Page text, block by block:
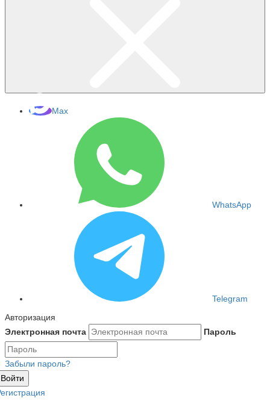
Max
WhatsApp
Telegram
Авторизация
Электронная почта
Пароль
Забыли пароль?
Войти